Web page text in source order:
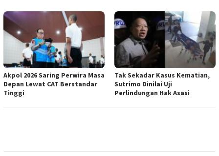
Akpol 2026 Saring Perwira Masa
Depan Lewat CAT Berstandar
Tinggi
Tak Sekadar Kasus Kematian,
Sutrimo Dinilai Uji
Perlindungan Hak Asasi